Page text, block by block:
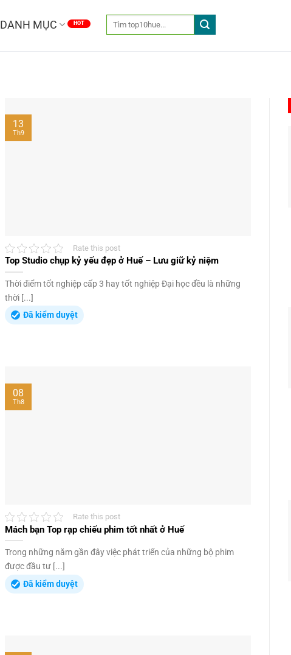
DANH MỤC
Rate this post
Top Studio chụp kỷ yếu đẹp ở Huế – Lưu giữ kỷ niệm
Thời điểm tốt nghiệp cấp 3 hay tốt nghiệp Đại học đều là những
thời [...]
Đã kiểm duyệt
13
Th9
Rate this post
Mách bạn Top rạp chiếu phim tốt nhất ở Huế
Trong những năm gần đây việc phát triển của những bộ phim
được đầu tư [...]
Đã kiểm duyệt
08
Th8